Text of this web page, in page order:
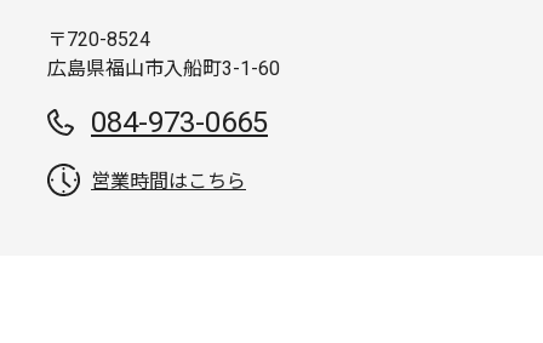
〒720-8524
広島県福山市入船町3-1-60
084-973-0665
営業時間はこちら